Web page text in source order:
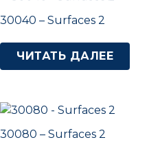
30040 – Surfaces 2
ЧИТАТЬ ДАЛЕЕ
30080 – Surfaces 2